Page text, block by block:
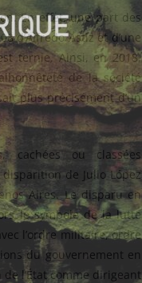
En effet, une part des
d’Alfredo Astiz et d’une
ternie. Ainsi, en 2018,
de la société
plus précisément d’un
cachées ou classées
de Julio López
Aires. Le disparu en
le symbole de la lutte
l’ordre militaire, ordre
du gouvernement en
l’État comme dirigeant